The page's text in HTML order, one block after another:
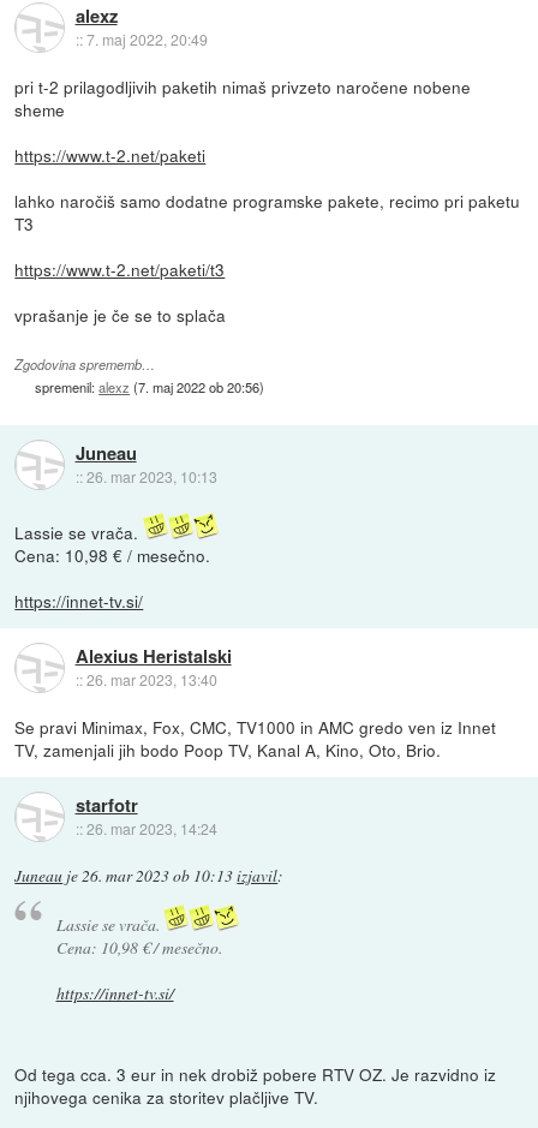
alexz
::7. maj 2022, 20:49
pri t-2 prilagodljivih paketih nimaš privzeto naročene nobene
sheme
https://www.t-2.net/paketi
lahko naročiš samo dodatne programske pakete, recimo pri paketu
T3
https://www.t-2.net/paketi/t3
vprašanje je če se to splača
Zgodovina sprememb…
spremenil:alexz (7. maj 2022 ob 20:56)
Juneau
::26. mar 2023, 10:13
Lassie se vrača.
Cena: 10,98 € / mesečno.
https://innet-tv.si/
Alexius Heristalski
::26. mar 2023, 13:40
Se pravi Minimax, Fox, CMC, TV1000 in AMC gredo ven iz Innet
TV, zamenjali jih bodo Poop TV, Kanal A, Kino, Oto, Brio.
starfotr
::26. mar 2023, 14:24
Juneau je26. mar 2023 ob 10:13izjavil:
Lassie se vrača.
Cena: 10,98 € / mesečno.
https://innet-tv.si/
Od tega cca. 3 eur in nek drobiž pobere RTV OZ. Je razvidno iz
njihovega cenika za storitev plačljive TV.